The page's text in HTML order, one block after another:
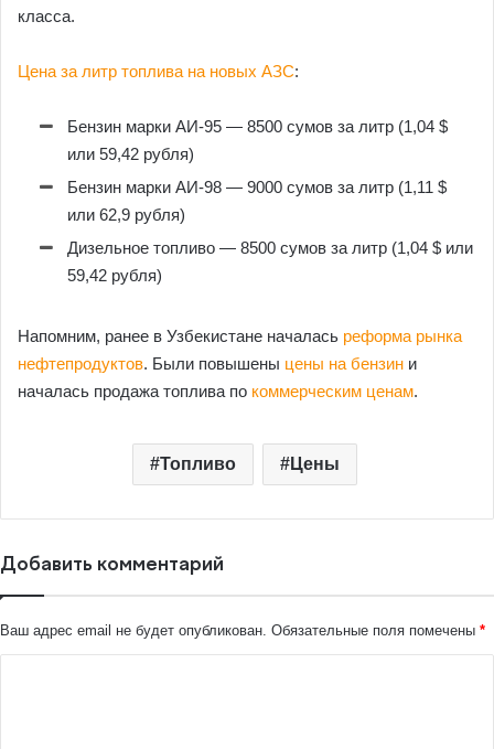
класса.
Цена за литр топлива на новых АЗС:
Бензин марки АИ-95 — 8500 сумов за литр (1,04 $
или 59,42 рубля)
Бензин марки АИ-98 — 9000 сумов за литр (1,11 $
или 62,9 рубля)
Дизельное топливо — 8500 сумов за литр (1,04 $ или
59,42 рубля)
Напомним, ранее в Узбекистане началась реформа рынка
нефтепродуктов. Были повышены цены на бензин и
началась продажа топлива по коммерческим ценам.
Топливо Цены
Добавить комментарий
Ваш адрес email не будет опубликован. Обязательные поля помечены *